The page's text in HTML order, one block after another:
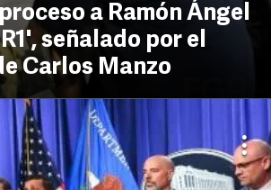
a Ramón Ángel
señalado por el
Carlos Manzo